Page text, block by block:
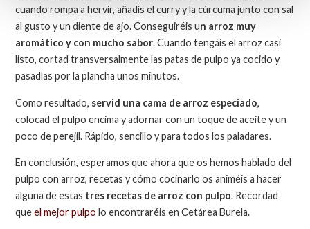
cuando rompa a hervir, añadís el curry y la cúrcuma junto con sal
al gusto y un diente de ajo. Conseguiréis un arroz muy
aromático y con mucho sabor. Cuando tengáis el arroz casi
listo, cortad transversalmente las patas de pulpo ya cocido y
pasadlas por la plancha unos minutos.
Como resultado, servid una cama de arroz especiado,
colocad el pulpo encima y adornar con un toque de aceite y un
poco de perejil. Rápido, sencillo y para todos los paladares.
En conclusión, esperamos que ahora que os hemos hablado del
pulpo con arroz, recetas y cómo cocinarlo os animéis a hacer
alguna de estas tres recetas de arroz con pulpo. Recordad
queel mejor pulpo lo encontraréis en Cetárea Burela.